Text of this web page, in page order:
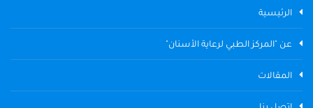
الرئيسية
عن "المركز الطبي لرعاية الأسنان"
المقالات